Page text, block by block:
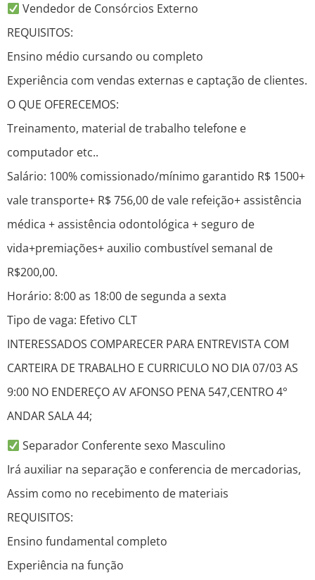
Vendedor de Consórcios Externo
REQUISITOS:
Ensino médio cursando ou completo
Experiência com vendas externas e captação de clientes.
O QUE OFERECEMOS:
Treinamento, material de trabalho telefone e
computador etc..
Salário: 100% comissionado/mínimo garantido R$ 1500+
vale transporte+ R$ 756,00 de vale refeição+ assistência
médica + assistência odontológica + seguro de
vida+premiações+ auxilio combustível semanal de
R$200,00.
Horário: 8:00 as 18:00 de segunda a sexta
Tipo de vaga: Efetivo CLT
INTERESSADOS COMPARECER PARA ENTREVISTA COM
CARTEIRA DE TRABALHO E CURRICULO NO DIA 07/03 AS
9:00 NO ENDEREÇO AV AFONSO PENA 547,CENTRO 4°
ANDAR SALA 44;
Separador Conferente sexo Masculino
Irá auxiliar na separação e conferencia de mercadorias,
Assim como no recebimento de materiais
REQUISITOS:
Ensino fundamental completo
Experiência na função